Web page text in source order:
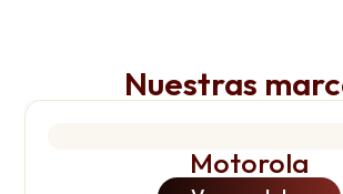
Nuestras
Motorola